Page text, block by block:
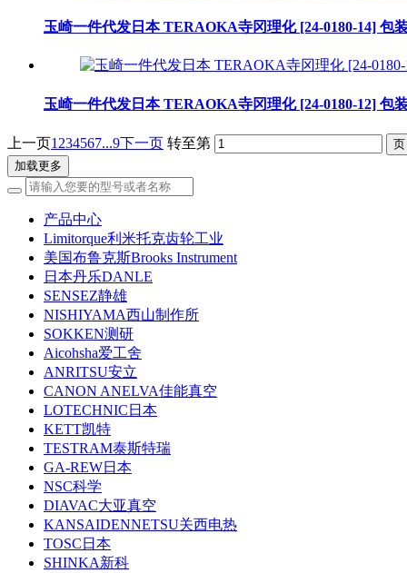
玉崎一件代发日本 TERAOKA寺冈理化 [24-0180-14] 包
玉崎一件代发日本 TERAOKA寺冈理化 [24-0180-12] 包
上一页1 234567...9下一页 转至第
加载更多
产品中心
Limitorque利米托克齿轮工业
美国布鲁克斯Brooks Instrument
日本丹乐DANLE
SENSEZ静雄
NISHIYAMA西山制作所
SOKKEN测研
Aicohsha爱工舍
ANRITSU安立
CANON ANELVA佳能真空
LOTECHNIC日本
KETT凯特
TESTRAM泰斯特瑞
GA-REW日本
NSC科学
DIAVAC大亚真空
KANSAIDENNETSU关西电热
TOSC日本
SHINKA新科